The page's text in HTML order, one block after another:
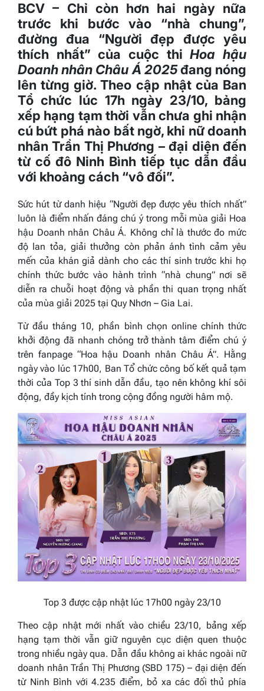
BCV – Chỉ còn hơn hai ngày nữa
trước khi bước vào “nhà chung”,
đường đua “Người đẹp được yêu
thích nhất” của cuộc thiHoa hậu
Doanh nhân Châu Á 2025đang nóng
lên từng giờ. Theo cập nhật của Ban
Tổ chức lúc 17h ngày 23/10, bảng
xếp hạng tạm thời vẫn chưa ghi nhận
cú bứt phá nào bất ngờ, khi nữ doanh
nhân Trần Thị Phương – đại diện đến
từ cố đô Ninh Bình tiếp tục dẫn đầu
với khoảng cách “vô đối”.
Sức hút từ danh hiệu “Người đẹp được yêu thích nhất”
luôn là điểm nhấn đáng chú ý trong mỗi mùa giải Hoa
hậu Doanh nhân Châu Á. Không chỉ là thước đo mức
độ lan tỏa, giải thưởng còn phản ánh tình cảm yêu
mến của khán giả dành cho các thí sinh trước khi họ
chính thức bước vào hành trình “nhà chung” nơi sẽ
diễn ra chuỗi hoạt động và phần thi quan trọng nhất
của mùa giải 2025 tại Quy Nhơn – Gia Lai.
Từ đầu tháng 10, phần bình chọn online chính thức
khởi động đã nhanh chóng trở thành tâm điểm chú ý
trên fanpage “Hoa hậu Doanh nhân Châu Á”. Hằng
ngày vào lúc 17h00, Ban Tổ chức công bố kết quả tạm
thời của Top 3 thí sinh dẫn đầu, tạo nên không khí sôi
động, đầy kịch tính trong cộng đồng người hâm mộ.
Top 3 được cập nhật lúc 17h00 ngày 23/10
Theo cập nhật mới nhất vào chiều 23/10, bảng xếp
hạng tạm thời vẫn giữ nguyên cục diện quen thuộc
trong nhiều ngày qua. Dẫn đầu không ai khác ngoài nữ
doanh nhân Trần Thị Phương (SBD 175) – đại diện đến
từ Ninh Bình với 4.235 điểm, bỏ xa các đối thủ phía